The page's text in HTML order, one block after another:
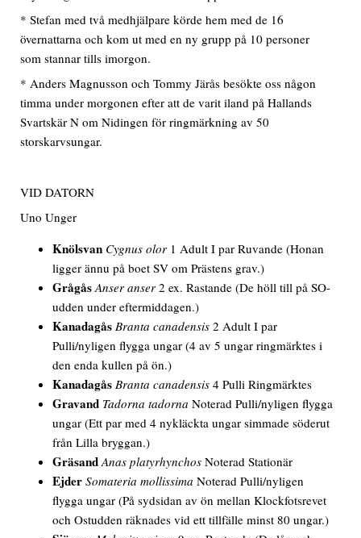
* Stefan med två medhjälpare körde hem med de 16
övernattarna och kom ut med en ny grupp på 10 personer
som stannar tills imorgon.
* Anders Magnusson och Tommy Järås besökte oss någon
timma under morgonen efter att de varit iland på Hallands
Svartskär N om Nidingen för ringmärkning av 50
storskarvsungar.
VID DATORN
Uno Unger
Knölsvan Cygnus olor1 Adult I par Ruvande (Honan
ligger ännu på boet SV om Prästens grav.)
GrågåsAnser anser2 ex. Rastande (De höll till på SO-
udden under eftermiddagen.)
KanadagåsBranta canadensis 2 Adult I par
Pulli/nyligen flygga ungar (4 av 5 ungar ringmärktes i
den enda kullen på ön.)
KanadagåsBranta canadensis 4 Pulli Ringmärktes
Gravand Tadorna tadorna Noterad Pulli/nyligen flygga
ungar (Ett par med 4 nykläckta ungar simmade söderut
från Lilla bryggan.)
GräsandAnas platyrhynchos Noterad Stationär
EjderSomateria mollissima Noterad Pulli/nyligen
flygga ungar (På sydsidan av ön mellan Klockfotsrevet
och Ostudden räknades vid ett tillfälle minst 80 ungar.)